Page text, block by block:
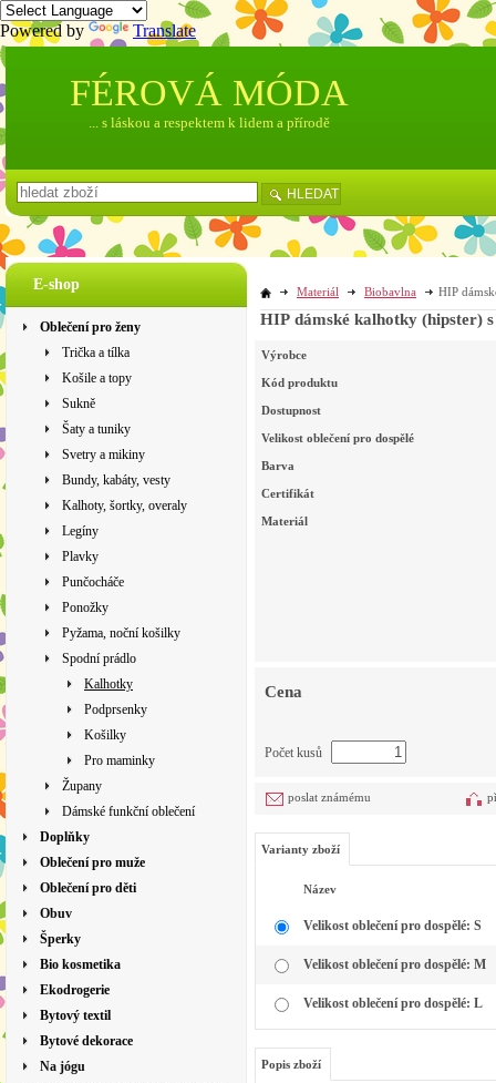
Powered by Translate
E-shop
Oblečení pro ženy
Trička a tílka
Košile a topy
Sukně
Šaty a tuniky
Svetry a mikiny
Bundy, kabáty, vesty
Kalhoty, šortky, overaly
Legíny
Plavky
Punčocháče
Ponožky
Pyžama, noční košilky
Spodní prádlo
Kalhotky
Podprsenky
Košilky
Pro maminky
Župany
Dámské funkční oblečení
Doplňky
Oblečení pro muže
Oblečení pro děti
Obuv
Šperky
Bio kosmetika
Ekodrogerie
Bytový textil
Bytové dekorace
Na jógu
Materiál Biobavlna HIP
HIP dámské kalhotky (hipster)
Výrobce
Kód produktu
Dostupnost
Velikost oblečení pro dospělé
Barva
Certifikát
Materiál
Cena
Počet kusů
poslat známému
Varianty zboží
Název
Velikost oblečení pro dospělé: S
Velikost oblečení pro dospělé: M
Velikost oblečení pro dospělé: L
Popis zboží
FÉROVÁ MÓDA
... s láskou a respektem k lidem a přírodě
HLEDAT